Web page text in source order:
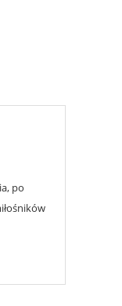
po